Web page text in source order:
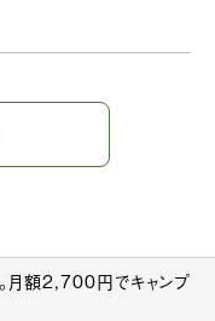
。月額2,700円でキャンプ